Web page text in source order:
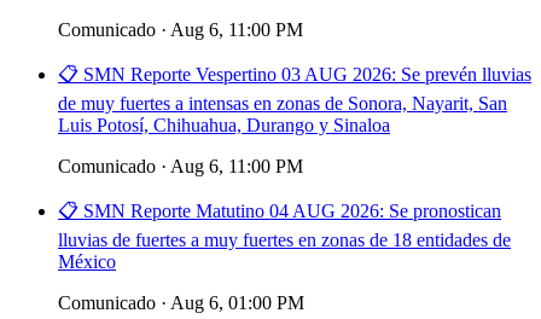
Comunicado · Aug 6, 11:00 PM
📋 SMN Reporte Vespertino 03 AUG 2026: Se prevén lluvias
de muy fuertes a intensas en zonas de Sonora, Nayarit, San
Luis Potosí, Chihuahua, Durango y Sinaloa
Comunicado · Aug 6, 11:00 PM
📋 SMN Reporte Matutino 04 AUG 2026: Se pronostican
lluvias de fuertes a muy fuertes en zonas de 18 entidades de
México
Comunicado · Aug 6, 01:00 PM